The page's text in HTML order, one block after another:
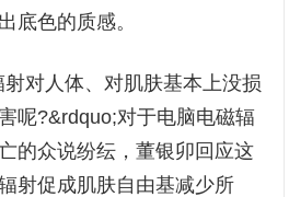
底色的质感。
对人体、对肌肤基本上没损
呢?&rdquo;对于电脑电磁辐
的众说纷纭，董银卯回应这
射促成肌肤自由基减少所